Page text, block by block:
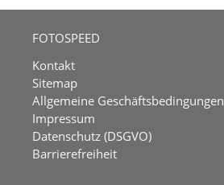
FOTOSPEED
Kontakt
Sitemap
Allgemeine Geschäftsbedingungen
Impressum
Datenschutz (DSGVO)
Barrierefreiheit